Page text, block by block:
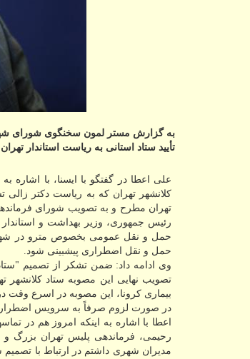
به گزارش مستر لمون سخنگوی شورای
تأیید ستاد استانی به ریاست استاندار
علی اعطا در گفتگو با ایسنا، با اشاره
كلانشهر تهران كه به ریاست دكتر
تهران مطرح و به تصویب شورای
رئیس جمهوری، وزیر بهداشت و استاندار
حمل و نقل عمومی بخصوص مترو در شهر
حمل و نقل اضطراری پیشبینی شود.
وی ادامه داد: ضمن تشكر از تصمیم
تصویب نهایی این مصوبه ستاد
بیماری كرونا، این مصوبه در اسرع
در صورت لزوم صرفاً به سرویس
اعطا با اشاره به اینكه امروز هم در
رحیمی، فرماندهی پلیس تهران بزرگ و
مدیران شهری داشتم در ارتباط با